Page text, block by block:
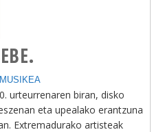
MUSIKEA
urteurrenaren biran, disko
eta upealako erantzuna
Extremadurako artisteak